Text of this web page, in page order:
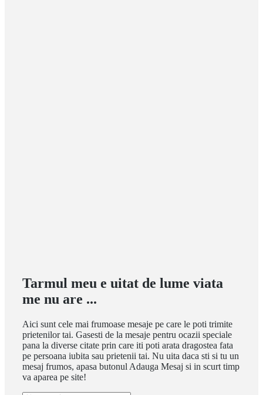
Tarmul meu e uitat de lume viata
me nu are ...
Aici sunt cele mai frumoase mesaje pe care le poti trimite
prietenilor tai. Gasesti de la mesaje pentru ocazii speciale
pana la diverse citate prin care iti poti arata dragostea fata
pe persoana iubita sau prietenii tai. Nu uita daca sti si tu un
mesaj frumos, apasa butonul Adauga Mesaj si in scurt timp
va aparea pe site!